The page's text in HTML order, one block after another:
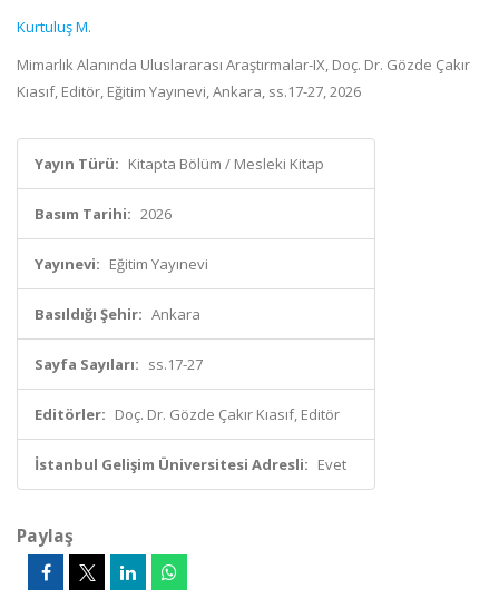
Kurtuluş M.
Mimarlık Alanında Uluslararası Araştırmalar-IX, Doç. Dr. Gözde Çakır
Kıasıf, Editör, Eğitim Yayınevi, Ankara, ss.17-27, 2026
Yayın Türü: Kitapta Bölüm / Mesleki Kitap
Basım Tarihi: 2026
Yayınevi: Eğitim Yayınevi
Basıldığı Şehir: Ankara
Sayfa Sayıları: ss.17-27
Editörler: Doç. Dr. Gözde Çakır Kıasıf, Editör
İstanbul Gelişim Üniversitesi Adresli: Evet
Paylaş